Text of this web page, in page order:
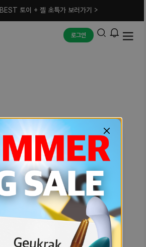
BEST 토이 + 젤 초특가 보러가기 >
로그인
예상치 못한 에러입니다.